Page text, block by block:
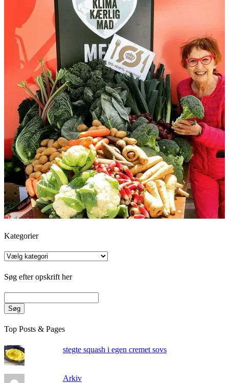
Kategorier
Kategorier
Søg efter opskrift her
Søg
Top Posts & Pages
stegte squash i egen cremet sovs
Arkiv